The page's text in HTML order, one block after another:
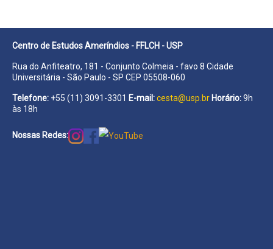
Centro de Estudos Ameríndios - FFLCH - USP
Rua do Anfiteatro, 181 - Conjunto Colmeia - favo 8 Cidade
Universitária - São Paulo - SP CEP 05508-060
Telefone: +55 (11) 3091-3301 E-mail:cesta@usp.br Horário:9h
às 18h
Nossas Redes: